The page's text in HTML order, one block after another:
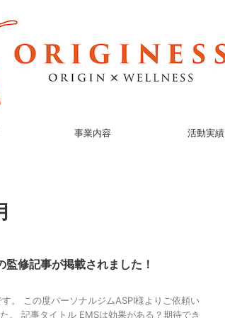
事業内容 活動実績
監修記事が掲載されました！
。 この度パーソナルジムASPI様よりご依頼い
。 記事タイトル EMSは効果がある？期待でき